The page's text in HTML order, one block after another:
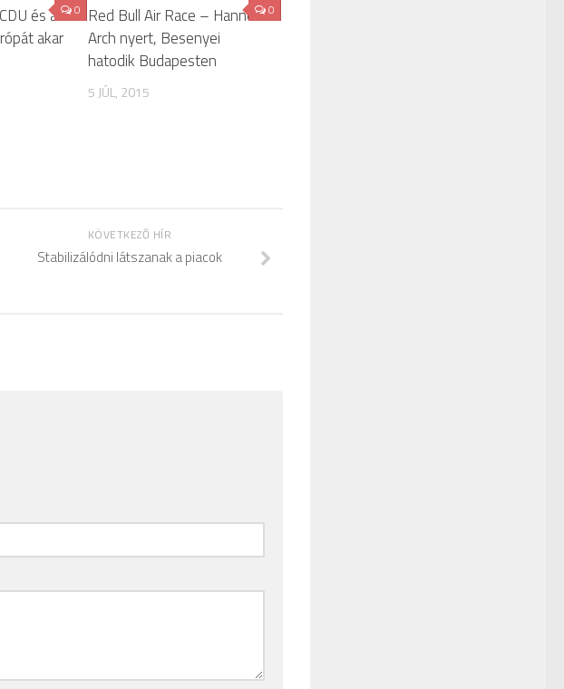
0
és a
akar
0
Red Bull Air Race – Hannes
Arch nyert, Besenyei
hatodik Budapesten
5 JÚL, 2015
KÖVETKEZŐ HÍR
Stabilizálódni látszanak a piacok